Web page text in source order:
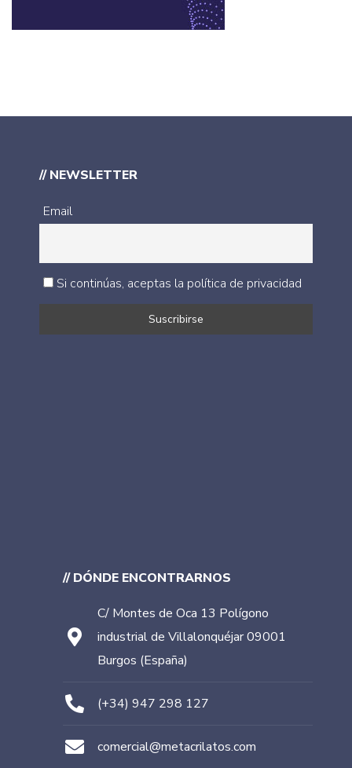
// NEWSLETTER
Email
Si continúas, aceptas la política de privacidad
// DÓNDE ENCONTRARNOS
C/ Montes de Oca 13 Polígono
industrial de Villalonquéjar 09001
Burgos (España)
(+34) 947 298 127
comercial@metacrilatos.com